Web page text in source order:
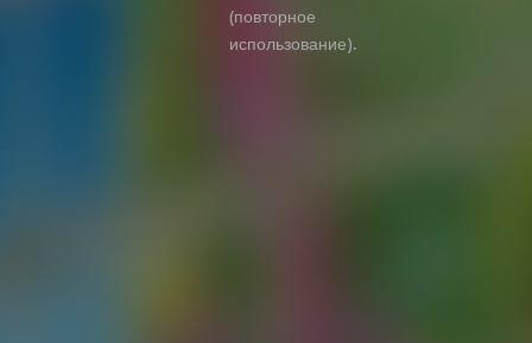
(повторное
использование).